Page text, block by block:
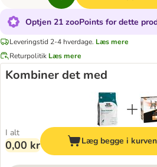
Optjen 21 zooPoints for dette
Leveringstid 2-4 hverdage. Læs mere
Returpolitik Læs mere
Kombiner det med
I alt
0,00 kr Læg begge i kurven